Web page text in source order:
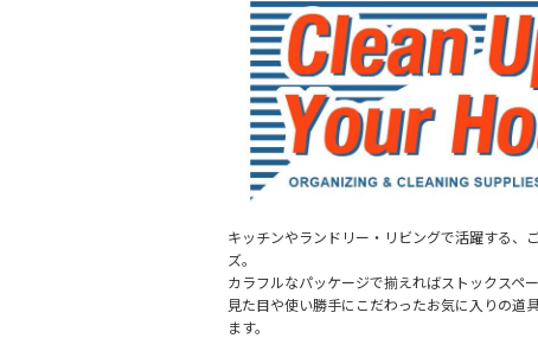
キッチンやランドリー・リビングで活躍する、
ズ。
カラフルなパッケージで揃えればストックスペ
見た目や使い勝手にこだわったお気に入りの道
ます。